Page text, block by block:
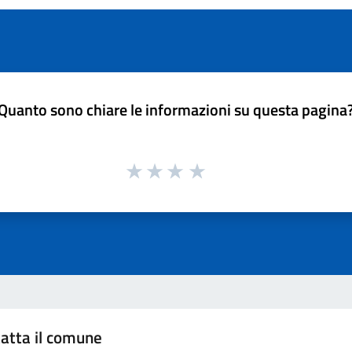
sono chiare le informazioni su questa
il comune